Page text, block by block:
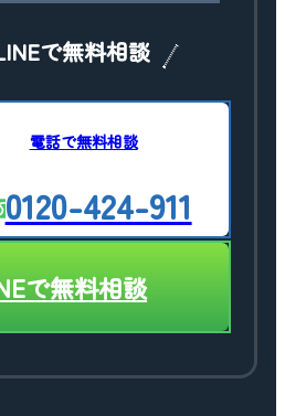
で無料相談
電話で無料相談
0120-424-911
で無料相談